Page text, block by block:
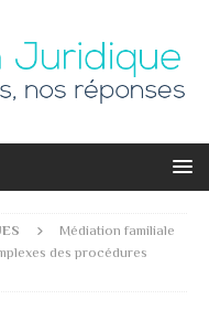
Médiation familiale
des procédures